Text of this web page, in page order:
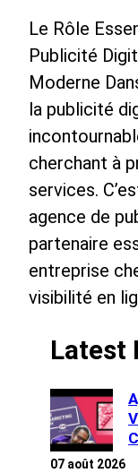
Le Rôle
Publicité
Moderne
la publicité
cherchant à
services.
agence de
partenaire
entreprise
visibilité en
Latest
07 août 2026